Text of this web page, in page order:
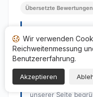
Übersetzte Bewertungen
Veröffentlicht am 16/
Vielen Dank für Ihr
Ihnen unsere
gefallen haben. Wir
unserer Seite
Wir verwenden
Reichweitenmessung
Benutzererfahrung.
Akzeptieren